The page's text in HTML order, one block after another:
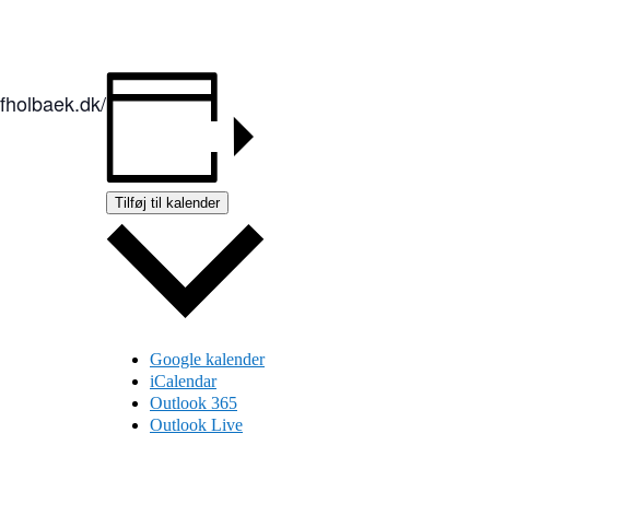
Tilføj til kalender
Google kalender
iCalendar
Outlook 365
Outlook Live